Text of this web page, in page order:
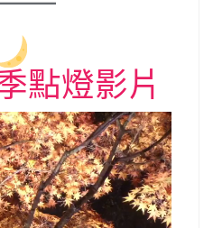
點燈影片